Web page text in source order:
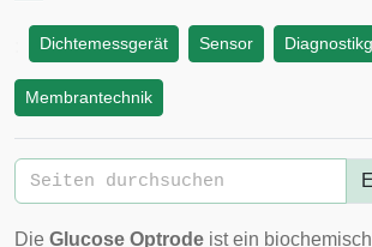
Dichtemessgerät Sensor
Membrantechnik
Die Glucose Optrode ist ein